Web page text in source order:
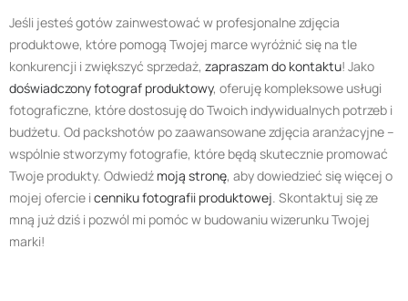
Jeśli jesteś gotów zainwestować w profesjonalne zdjęcia
produktowe, które pomogą Twojej marce wyróżnić się na tle
konkurencji i zwiększyć sprzedaż, zapraszam do kontaktu! Jako
doświadczony fotograf produktowy, oferuję kompleksowe usługi
fotograficzne, które dostosuję do Twoich indywidualnych potrzeb i
budżetu. Od packshotów po zaawansowane zdjęcia aranżacyjne –
wspólnie stworzymy fotografie, które będą skutecznie promować
Twoje produkty. Odwiedź moją stronę, aby dowiedzieć się więcej o
mojej ofercie i cenniku fotografii produktowej. Skontaktuj się ze
mną już dziś i pozwól mi pomóc w budowaniu wizerunku Twojej
marki!